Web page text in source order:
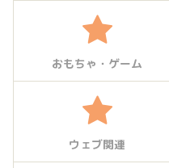
おもちゃ・ゲーム
ウェブ関連